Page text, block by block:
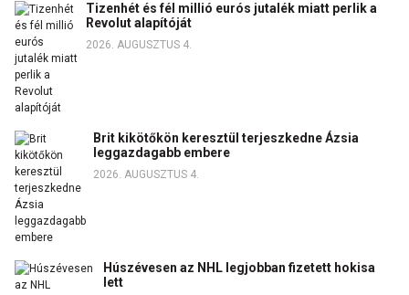
Tizenhét és fél millió eurós jutalék miatt perlik a
Revolut alapítóját
2026. AUGUSZTUS 4.
Brit kikötőkön keresztül terjeszkedne Ázsia
leggazdagabb embere
2026. AUGUSZTUS 4.
Húszévesen az NHL legjobban fizetett hokisa
lett